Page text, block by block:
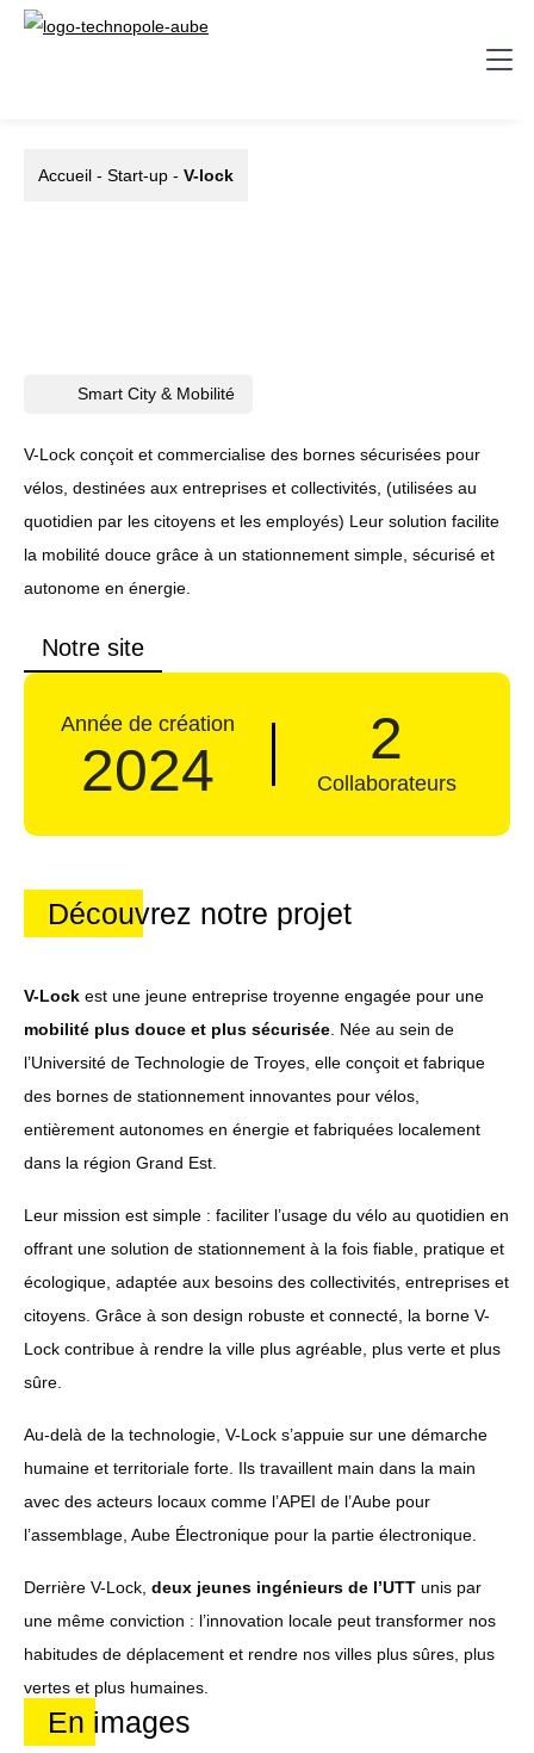
Accueil - Start-up - V-lock
Smart City & Mobilité
V-Lock conçoit et commercialise des bornes sécurisées pour
vélos, destinées aux entreprises et collectivités, (utilisées au
quotidien par les citoyens et les employés) Leur solution facilite
la mobilité douce grâce à un stationnement simple, sécurisé et
autonome en énergie.
Notre site
Année de création
2024 2
Collaborateurs
Découvrez notre projet
V-Lock est une jeune entreprise troyenne engagée pour une
mobilité plus douce et plus sécurisée . Née au sein de
l’Université de Technologie de Troyes, elle conçoit et fabrique
des bornes de stationnement innovantes pour vélos,
entièrement autonomes en énergie et fabriquées localement
dans la région Grand Est.
Leur mission est simple : faciliter l’usage du vélo au quotidien en
offrant une solution de stationnement à la fois fiable, pratique et
écologique, adaptée aux besoins des collectivités, entreprises et
citoyens. Grâce à son design robuste et connecté, la borne V-
Lock contribue à rendre la ville plus agréable, plus verte et plus
sûre.
Au-delà de la technologie, V-Lock s’appuie sur une démarche
humaine et territoriale forte. Ils travaillent main dans la main
avec des acteurs locaux comme l’APEI de l’Aube pour
l’assemblage, Aube Électronique pour la partie électronique.
Derrière V-Lock, deux jeunes ingénieurs de l’UTT unis par
une même conviction : l’innovation locale peut transformer nos
habitudes de déplacement et rendre nos villes plus sûres, plus
vertes et plus humaines.
En images